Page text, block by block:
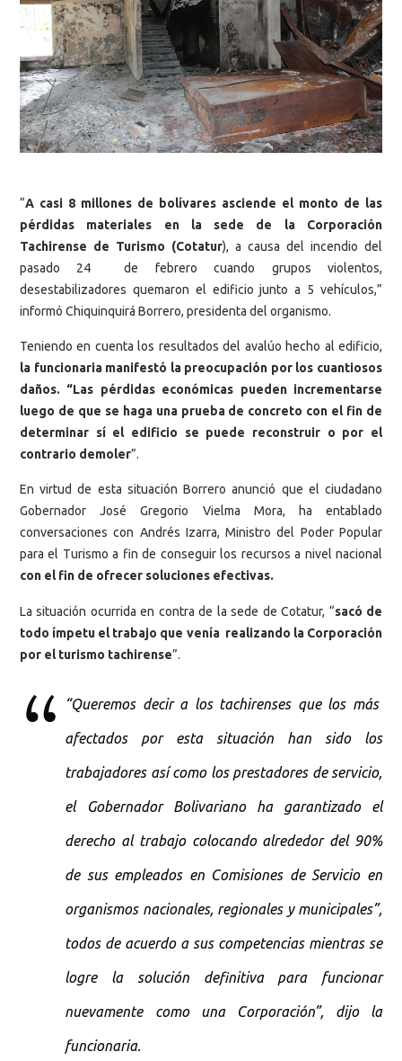
“A casi 8 millones de bolívares asciende el monto de las
pérdidas materiales en la sede de la Corporación
Tachirense de Turismo (Cotatur), a causa del incendio del
pasado 24 de febrero cuando grupos violentos,
desestabilizadores quemaron el edificio junto a 5 vehículos,”
informó Chiquinquirá Borrero, presidenta del organismo.
Teniendo en cuenta los resultados del avalúo hecho al edificio,
la funcionaria manifestó la preocupación por los cuantiosos
daños. “Las pérdidas económicas pueden incrementarse
luego de que se haga una prueba de concreto con el fin de
determinar sí el edificio se puede reconstruir o por el
contrario demoler”.
En virtud de esta situación Borrero anunció que el ciudadano
Gobernador José Gregorio Vielma Mora, ha entablado
conversaciones con Andrés Izarra, Ministro del Poder Popular
para el Turismo a fin de conseguir los recursos a nivel nacional
con el fin de ofrecer soluciones efectivas.
La situación ocurrida en contra de la sede de Cotatur, “sacó de
todo ímpetu el trabajo que venía realizando la Corporación
por el turismo tachirense”.
“Queremos decir a los tachirenses que los más
afectados por esta situación han sido los
trabajadores así como los prestadores de servicio,
el Gobernador Bolivariano ha garantizado el
derecho al trabajo colocando alrededor del 90%
de sus empleados en Comisiones de Servicio en
organismos nacionales, regionales y municipales”,
todos de acuerdo a sus competencias mientras se
logre la solución definitiva para funcionar
nuevamente como una Corporación”, dijo la
funcionaria.